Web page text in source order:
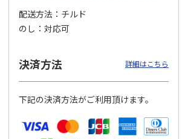
ン工
海
【冷凍】三國シェフ
推奨 2種のブリュレ
6個セット(クレー…
4,320円
＜お中元＞＜ねんり
ん家＞夏限定 ひと
くちバーム詰合せ
3,980円
(送料・税込)
配送方法
チルド
のし
対応可
決済方法 詳細はこちら
下記の決済方法がご利用頂けます。